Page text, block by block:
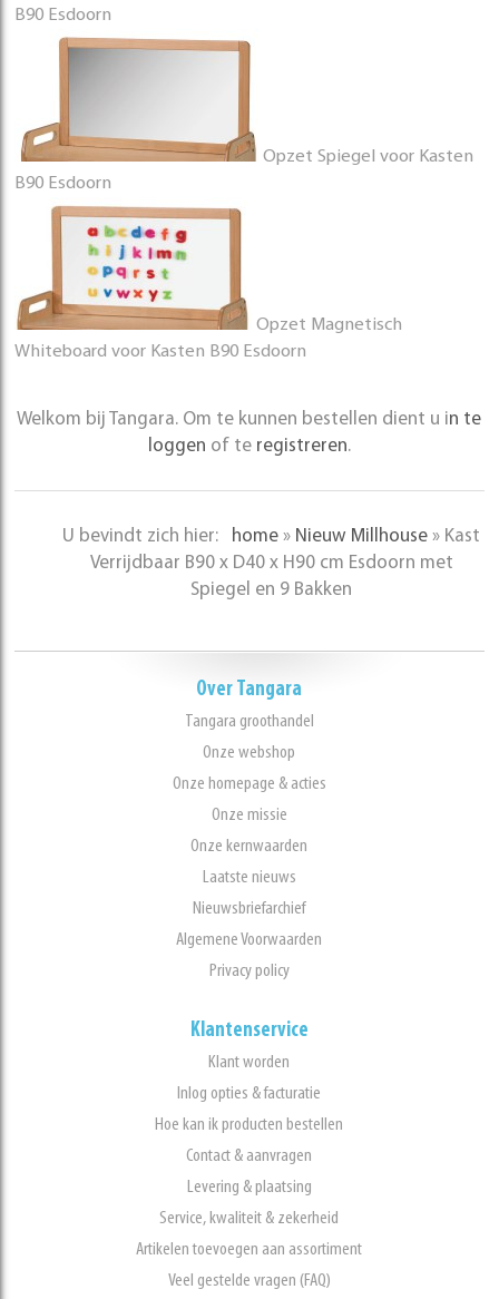
B90 Esdoorn
Opzet Spiegel voor Kasten
B90 Esdoorn
Opzet Magnetisch
Whiteboard voor Kasten B90 Esdoorn
Welkom bij Tangara. Om te kunnen bestellen dient u in te
loggen of te registreren.
U bevindt zich hier: home » Nieuw Millhouse » Kast
Verrijdbaar B90 x D40 x H90 cm Esdoorn met
Spiegel en 9 Bakken
Over Tangara
Tangara groothandel
Onze webshop
Onze homepage & acties
Onze missie
Onze kernwaarden
Laatste nieuws
Nieuwsbriefarchief
Algemene Voorwaarden
Privacy policy
Klantenservice
Klant worden
Inlog opties & facturatie
Hoe kan ik producten bestellen
Contact & aanvragen
Levering & plaatsing
Service, kwaliteit & zekerheid
Artikelen toevoegen aan assortiment
Veel gestelde vragen (FAQ)